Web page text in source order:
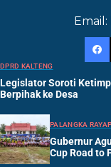
DPRD KALTENG
Legislator Soroti
Berpihak ke Desa
PALANGKA RAYA
Gubernur
Cup Road to